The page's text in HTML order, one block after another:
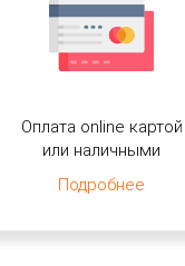
Оплата online картой
или наличными
Подробнее